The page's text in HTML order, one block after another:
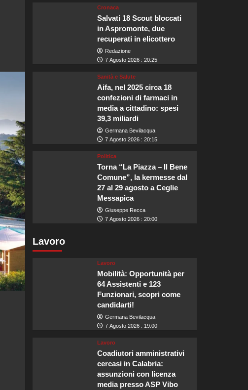
Cronaca
Salvati 18 Scout bloccati
in Aspromonte, due
recuperati in elicottero
Redazione
7 Agosto 2026 : 20:25
Sanità e Salute
Aifa, nel 2025 circa 18
confezioni di farmaci in
media a cittadino: spesi
39,3 miliardi
Germana Bevilacqua
7 Agosto 2026 : 20:15
Politica
Torna “La Piazza – Il Bene
Comune”, la kermesse dal
27 al 29 agosto a Ceglie
Messapica
Giuseppe Recca
7 Agosto 2026 : 20:00
Lavoro
Lavoro
Mobilità: Opportunità per
64 Assistenti e 123
Funzionari, scopri come
candidarti!
Germana Bevilacqua
7 Agosto 2026 : 19:00
Lavoro
Coadiutori amministrativi
cercasi in Calabria:
assunzioni con licenza
media presso ASP Vibo